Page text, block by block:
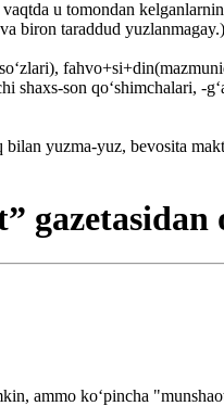
u tomondan
biron taraddud yuzlanmagay.)
son qo‘shimchalari, -
yuzma-yuz, bevosita
gazetasidan
ammo ko‘pincha